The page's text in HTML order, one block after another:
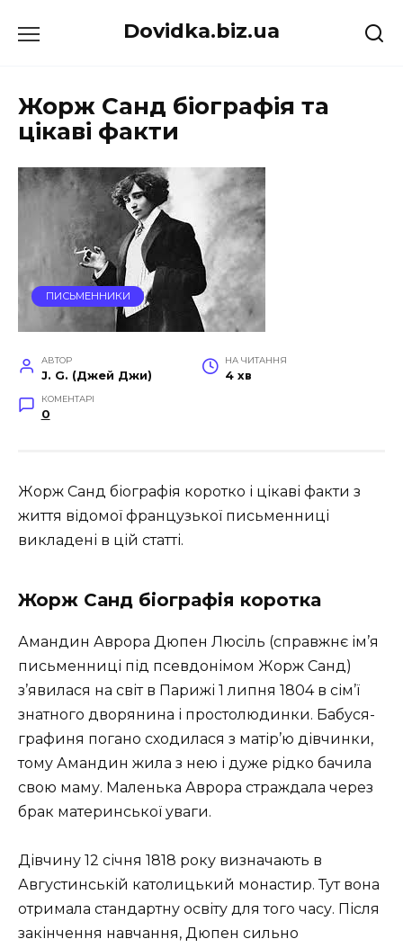
до
Dovidka.biz.ua
Жорж Санд біографія та
цікаві факти
ПИСЬМЕННИКИ
АВТОР
J. G. (Джей Джи)
НА ЧИТАННЯ
4 хв
КОМЕНТАРІ
0
Жорж Санд біографія коротко і цікаві факти з
життя відомої французької письменниці
викладені в цій статті.
Жорж Санд біографія коротка
Амандин Аврора Дюпен Люсіль (справжнє ім’я
письменниці під псевдонімом Жорж Санд)
з’явилася на світ в Парижі 1 липня 1804 в сім’ї
знатного дворянина і простолюдинки. Бабуся-
графиня погано сходилася з матір’ю дівчинки,
тому Амандин жила з нею і дуже рідко бачила
свою маму. Маленька Аврора страждала через
брак материнської уваги.
Дівчину 12 січня 1818 року визначають в
Августинській католицький монастир. Тут вона
отримала стандартну освіту для того часу. Після
закінчення навчання, Дюпен сильно